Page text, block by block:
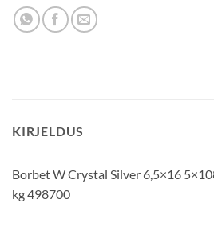
KIRJELDUS
Borbet W Crystal Silver 6,5×16
kg 498700